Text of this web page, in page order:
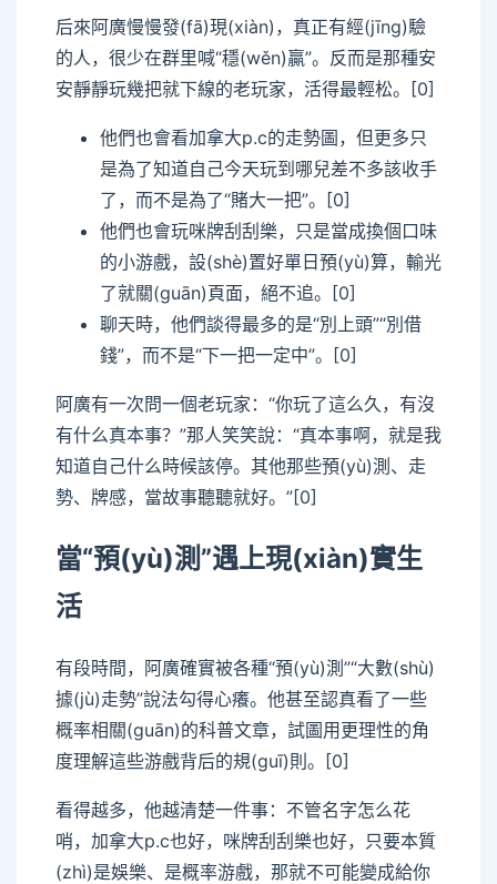
后來阿廣慢慢發(fā)現(xiàn)，真正有經(jīng)驗
的人，很少在群里喊“穩(wěn)贏”。反而是那種安
安靜靜玩幾把就下線的老玩家，活得最輕松。[0]
他們也會看加拿大p.c的走勢圖，但更多只
是為了知道自己今天玩到哪兒差不多該收手
了，而不是為了“賭大一把”。[0]
他們也會玩咪牌刮刮樂，只是當成換個口味
的小游戲，設(shè)置好單日預(yù)算，輸光
了就關(guān)頁面，絕不追。[0]
聊天時，他們談得最多的是“別上頭”“別借
錢”，而不是“下一把一定中”。[0]
阿廣有一次問一個老玩家：“你玩了這么久，有沒
有什么真本事？”那人笑笑說：“真本事啊，就是我
知道自己什么時候該停。其他那些預(yù)測、走
勢、牌感，當故事聽聽就好。”[0]
當“預(yù)測”遇上現(xiàn)實生
活
有段時間，阿廣確實被各種“預(yù)測”“大數(shù)
據(jù)走勢”說法勾得心癢。他甚至認真看了一些
概率相關(guān)的科普文章，試圖用更理性的角
度理解這些游戲背后的規(guī)則。[0]
看得越多，他越清楚一件事：不管名字怎么花
哨，加拿大p.c也好，咪牌刮刮樂也好，只要本質
(zhì)是娛樂、是概率游戲，那就不可能變成給你